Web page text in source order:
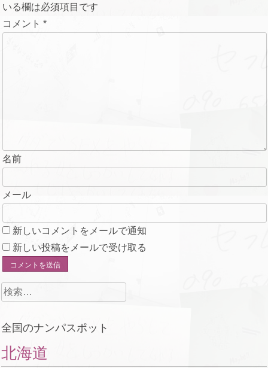
ョ
ン
いる欄は必須項目です
コメント *
名前
メール
新しいコメントをメールで通知
新しい投稿をメールで受け取る
検
全国のナンパスポット
北海道